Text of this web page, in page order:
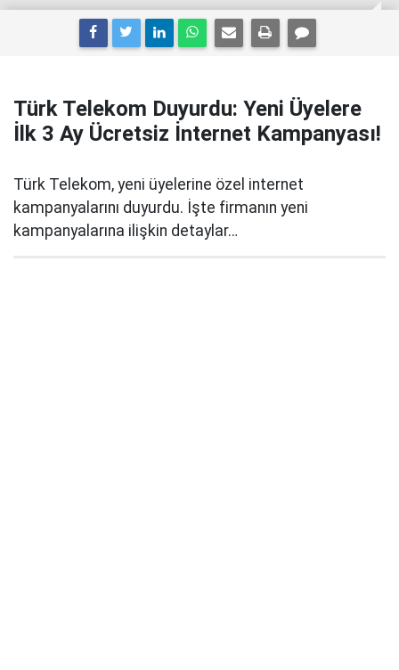
Türk Telekom Duyurdu: Yeni Üyelere
İlk 3 Ay Ücretsiz İnternet Kampanyası!
Türk Telekom, yeni üyelerine özel internet
kampanyalarını duyurdu. İşte firmanın yeni
kampanyalarına ilişkin detaylar…